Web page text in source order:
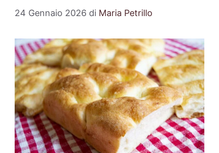
24 Gennaio 2026 di Maria Petrillo